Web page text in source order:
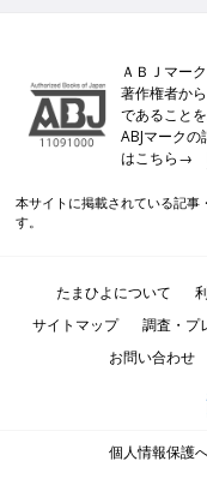
ＡＢＪマー
著作権者か
であること
ABJマーク
はこちら→
本サイトに掲載されている記事
す。
たまひよについて
サイトマップ
調査・プ
お問い合わせ
個人情報保護